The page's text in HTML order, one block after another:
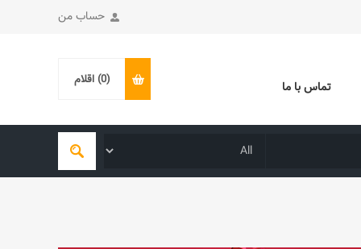
حساب من
تماس با ما (0) اقلام